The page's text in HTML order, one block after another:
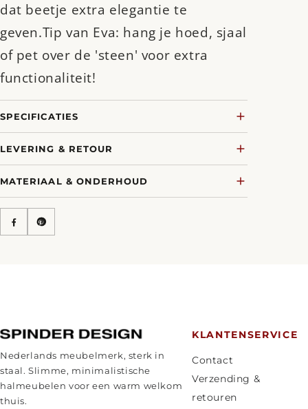
dat beetje extra elegantie te
geven.Tip van Eva: hang je hoed, sjaal
of pet over de 'steen' voor extra
functionaliteit!
SPECIFICATIES
LEVERING & RETOUR
MATERIAAL & ONDERHOUD
Nederlands meubelmerk, sterk in
staal. Slimme, minimalistische
halmeubelen voor een warm welkom
thuis.
KLANTENSERVICE
Contact
Verzending &
retouren